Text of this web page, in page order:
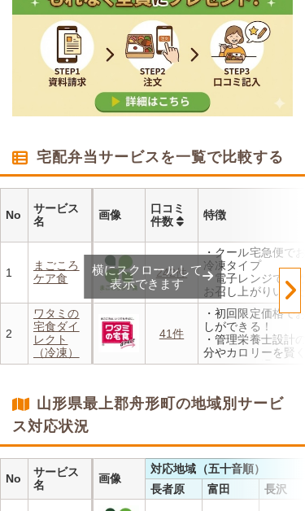
宅配弁当サービスを一覧で比較する
No
サービス
名
画像
口コミ
件数
特徴
1
まごころ
ケア食
242件
・クール宅急便で
冷凍タイプ
・電子レンジで温
お召し上がりいただ
・メニューの組み
理栄養士にお任せ
・定期は通常価格
んと20％OFF！
2
ワタミの
宅食ダイ
レクト
（冷凍）
41件
・初回限定価格で
しができる！
・管理栄養士設計
分やカロリーを賢く
・レンジで温めるだ
飽きることなく楽し
横にスクロールして
表示できます
山形県最上郡舟形町の地域別サービ
ス対応状況
No
サービス
名
画像
対応地域（五十音順）
長者原
富田 長沢